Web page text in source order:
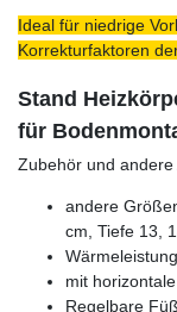
Ideal für niedrige
Korrekturfaktoren
Stand
für
Zubehör und andere
andere
cm, Tiefe 13,
mit
Regelbare